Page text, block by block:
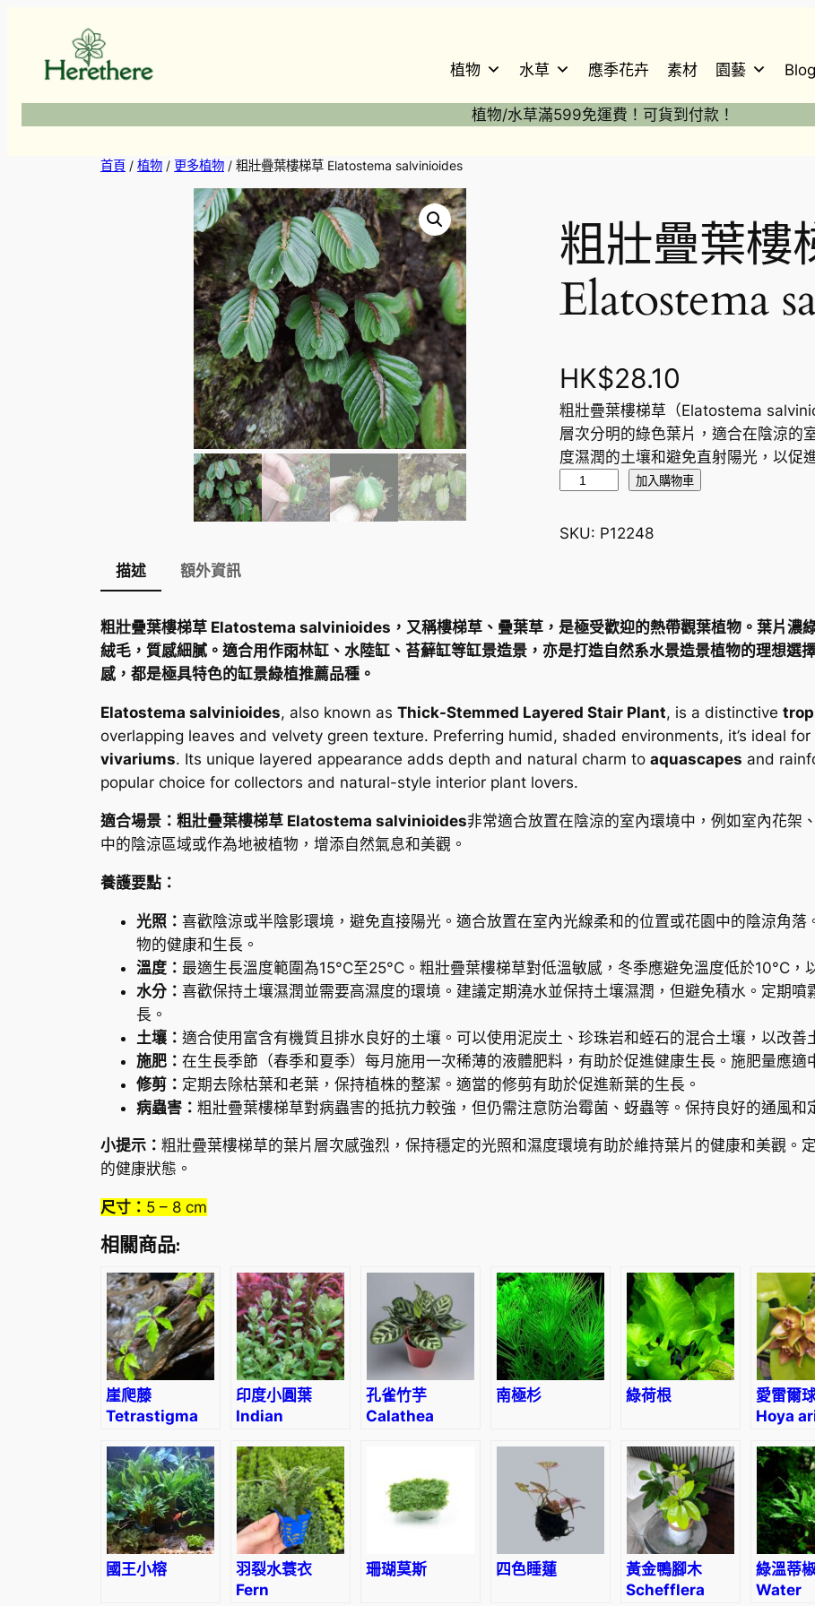
植物 水草 應季花卉 素材 園藝 Blog
植物/水草滿599免運費！可貨到付款！
首頁 / 植物 / 更多植物 / 粗壯疊葉樓梯草 Elatostema salvinioides
粗壯疊葉樓
Elatostema
HK$28.10
粗壯疊葉樓梯草（Elatostema
層次分明的綠色葉片，適合在陰涼的
度濕潤的土壤和避免直射陽光，以促
疊
草
E
t
o
s
t
m
l
i
n
o
i
d
e
數
加入購物車
SKU: P12248
描述 額外資訊
粗壯疊葉樓梯草 Elatostema salvinioides，又稱樓梯草、疊葉草，是極受歡迎的熱帶觀葉植物。葉片濃
絨毛，質感細膩。適合用作雨林缸、水陸缸、苔蘚缸等缸景造景，亦是打造自然系水景造景植物的理想選
感，都是極具特色的缸景綠植推薦品種。
Elatostema salvinioides, also known as Thick-Stemmed Layered Stair Plant, is a distinctive
overlapping leaves and velvety green texture. Preferring humid, shaded environments, it’s ideal for
vivariums. Its unique layered appearance adds depth and natural charm to aquascapes and
popular choice for collectors and natural-style interior plant lovers.
適合場景：粗壯疊葉樓梯草 Elatostema salvinioides非常適合放置在陰涼的室內環境中，例如室內花架
中的陰涼區域或作為地被植物，增添自然氣息和美觀。
養護要點：
光照： 喜歡陰涼或半陰影環境，避免直接陽光。適合放置在室內光線柔和的位置或花園中的陰涼角
物的健康和生長。
溫度： 最適生長溫度範圍為15°C至25°C。粗壯疊葉樓梯草對低溫敏感，冬季應避免溫度低於10°C，
水分： 喜歡保持土壤濕潤並需要高濕度的環境。建議定期澆水並保持土壤濕潤，但避免積水。定期
長。
土壤： 適合使用富含有機質且排水良好的土壤。可以使用泥炭土、珍珠岩和蛭石的混合土壤，以改善
施肥： 在生長季節（春季和夏季）每月施用一次稀薄的液體肥料，有助於促進健康生長。施肥量應適
修剪： 定期去除枯葉和老葉，保持植株的整潔。適當的修剪有助於促進新葉的生長。
病蟲害： 粗壯疊葉樓梯草對病蟲害的抵抗力較強，但仍需注意防治霉菌、蚜蟲等。保持良好的通風和
小提示： 粗壯疊葉樓梯草的葉片層次感強烈，保持穩定的光照和濕度環境有助於維持葉片的健康和美觀。
的健康狀態。
尺寸： 5 – 8 cm
相關商品:
崖爬藤
Tetrastigma
(Wall.) Planch
印度小圓葉
Indian
(Rotala
indica)
孔雀竹芋
Calathea
南極杉 綠荷根
愛雷爾
Hoya
國王小榕
羽裂水蓑衣
Fern
珊瑚莫斯 四色睡蓮
黃金鴨腳木
Schefflera
綠溫蒂
Water